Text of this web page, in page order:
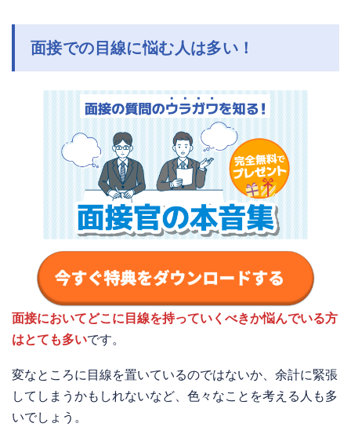
面接での目線に悩む人は多い！
面接においてどこに目線を持っていくべきか悩んでいる方
はとても多いです。
変なところに目線を置いているのではないか、余計に緊張
してしまうかもしれないなど、色々なことを考える人も多
いでしょう。